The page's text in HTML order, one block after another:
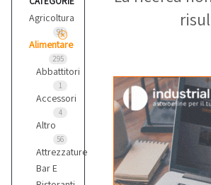
Agricoltura
91
Alimentare
295
Abbattitori
1
Accessori
4
Altro
56
Attrezzature
Bar E